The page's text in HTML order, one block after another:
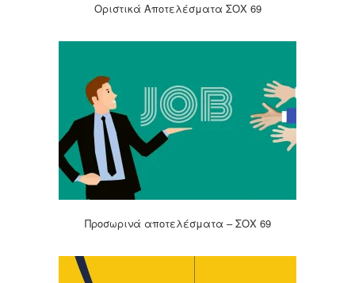
Οριστικά Αποτελέσματα ΣΟΧ 69
Προσωρινά αποτελέσματα – ΣΟΧ 69